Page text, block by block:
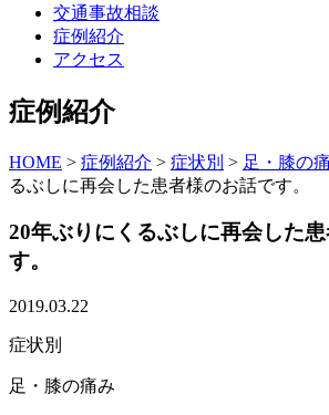
交通事故相談
症例紹介
アクセス
症例紹介
HOME > 症例紹介 > 症状別 > 足・膝の
るぶしに再会した患者様のお話です。
20年ぶりにくるぶしに再会した
す。
2019.03.22
症状別
足・膝の痛み